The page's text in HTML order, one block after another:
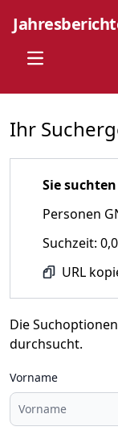
Open main
Ihr
Sie
Personen
Suchzeit:
URL
Die
durchsucht.
Vorname